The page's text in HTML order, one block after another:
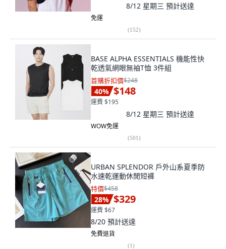
8/12 星期三 預計送達
免運
(152)
BASE ALPHA ESSENTIALS 機能性快
乾透氣網眼無袖T恤 3件組
首購折扣價$248
40% $148
運費 $195
8/12 星期三 預計送達
WOW免運
(501)
URBAN SPLENDOR 戶外山系夏季防
水速乾運動休閒短褲
特價$458
28% $329
運費 $67
8/20 預計送達
免費退貨
(1)